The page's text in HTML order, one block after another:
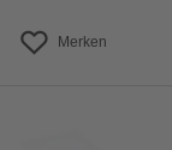
Merken